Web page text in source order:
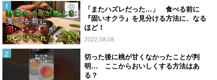
「またハズレだった…」 食べる前に
『固いオクラ』を見分ける方法に、なる
ほど！
2022.08.08
切った後に桃が甘くなかったことが判
明… ここからおいしくする方法はあ
る？